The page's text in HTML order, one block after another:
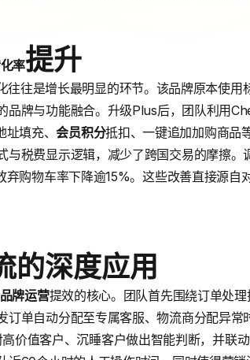
率提升
往是增长最明显的环节。该品牌原本使用
品牌与功能融合。升级Plus后，团队利用
址填充、会员积分抵扣、一键追加加购商品
与税费显示逻辑，减少了跨国交易的摩擦
弃购物车率下降逾15%。这些改善直接源自
的深度应用
品牌运营提效的核心。团队首先围绕订单处
订单自动分配至专属客服、物流商分配异常
价值客户、沉睡客户做出智能判断，并联